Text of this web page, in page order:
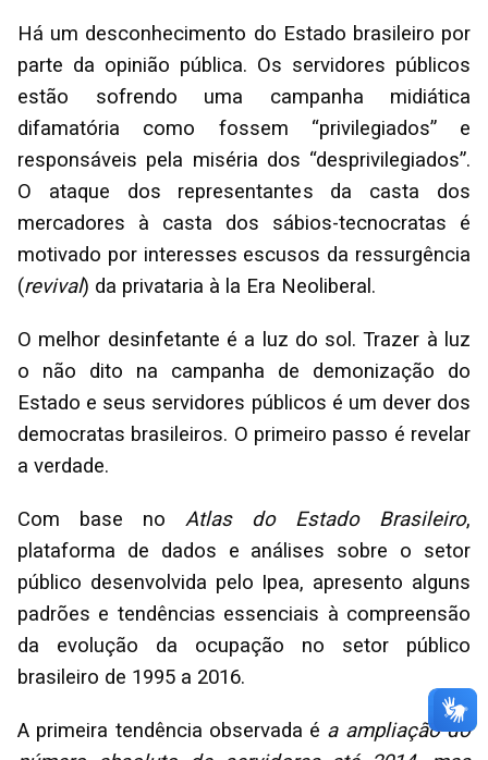
Há um desconhecimento do Estado brasileiro por
parte da opinião pública. Os servidores públicos
estão sofrendo uma campanha midiática
difamatória como fossem “privilegiados” e
responsáveis pela miséria dos “desprivilegiados”.
O ataque dos representantes da casta dos
mercadores à casta dos sábios-tecnocratas é
motivado por interesses escusos da ressurgência
(revival) da privataria à la Era Neoliberal.
O melhor desinfetante é a luz do sol. Trazer à luz
o não dito na campanha de demonização do
Estado e seus servidores públicos é um dever dos
democratas brasileiros. O primeiro passo é revelar
a verdade.
Com base no Atlas do Estado Brasileiro,
plataforma de dados e análises sobre o setor
público desenvolvida pelo Ipea, apresento alguns
padrões e tendências essenciais à compreensão
da evolução da ocupação no setor público
brasileiro de 1995 a 2016.
A primeira tendência observada é a ampliação do